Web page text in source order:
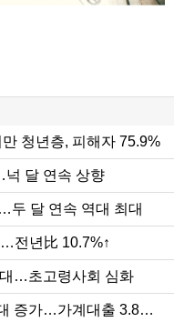
청년층, 피해자 75.9%
달 연속 상향
두 달 연속 역대 최대
전년比 10.7%↑
…초고령사회 심화
…가계대출 3.8조원 늘어